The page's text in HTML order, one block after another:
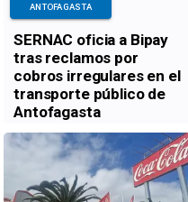
SERNAC oficia a Bipay
tras reclamos por
cobros irregulares en el
transporte público de
Antofagasta
ANTOFAGASTA